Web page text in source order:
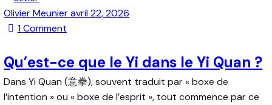
Olivier Meunieravril 22, 2026
1Comment
Qu’est-ce que le Yi dans le Yi Quan ?
Dans Yi Quan (意拳), souvent traduit par « boxe de
l’intention » ou « boxe de l’esprit », tout commence par ce